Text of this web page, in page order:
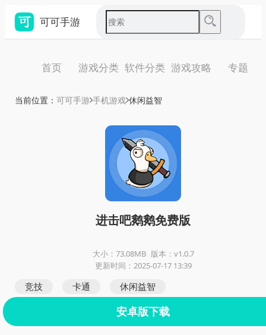
可可手游
首页 游戏分类 软件分类 游戏攻略 专题
当前位置： 可可手游 手机游戏 休闲益智
进击吧鹅鹅免费版
大小：73.08MB 版本：v1.0.7
更新时间：2025-07-17 13:39
竞技 卡通 休闲益智
安卓版下载